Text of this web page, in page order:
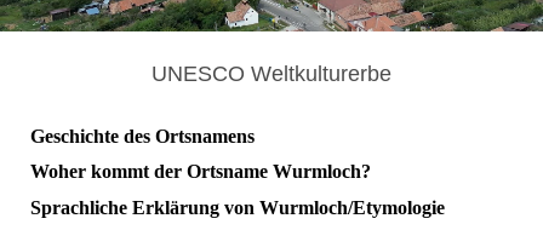
UNESCO Weltkulturerbe
Geschichte des Ortsnamens
Woher kommt der Ortsname Wurmloch?
Sprachliche Erklärung von Wurmloch/Etymologie